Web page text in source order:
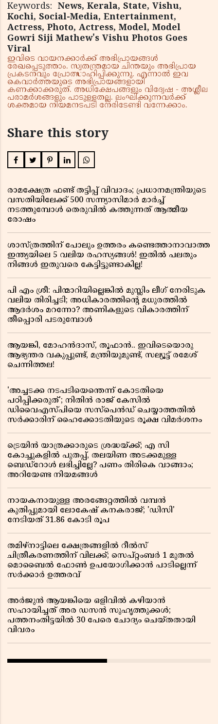
Keywords: News, Kerala, State, Vishu,
Kochi, Social-Media, Entertainment,
Actress, Photo, Actress, Model, Model
Gowri Siji Mathew's Vishu Photos Goes
Viral
ഇവിടെ വായനക്കാർക്ക് അഭിപ്രായങ്ങൾ
രേഖപ്പെടുത്താം. സ്വതന്ത്രമായ ചിന്തയും അഭിപ്രായ
പ്രകടനവും പ്രോത്സാഹിപ്പിക്കുന്നു. എന്നാൽ ഇവ
കെവാർത്തയുടെ അഭിപ്രായങ്ങളായി
കണക്കാക്കരുത്. അധിക്ഷേപങ്ങളും വിദ്വേഷ - അശ്ലീല
പരാമർശങ്ങളും പാടുള്ളതല്ല. ലംഘിക്കുന്നവർക്ക്
ശക്തമായ നിയമനടപടി നേരിടേണ്ടി വന്നേക്കാം.
Share this story
രാമക്ഷേത്ര ഫണ്ട് തട്ടിപ്പ് വിവാദം; പ്രധാനമന്ത്രിയുടെ
വസതിയിലേക്ക് 500 സന്ന്യാസിമാർ മാർച്ച്
നടത്തുമ്പോൾ തെരുവിൽ കത്തുന്നത് ആത്മീയ
രോഷം
ശാസ്ത്രത്തിന് പോലും ഉത്തരം കണ്ടെത്താനാവാത്ത
ഇന്ത്യയിലെ 5 വലിയ രഹസ്യങ്ങൾ! ഇതിൽ പലതും
നിങ്ങൾ ഇതുവരെ കേട്ടിട്ടുണ്ടാകില്ല!
പി എം ശ്രീ: പിന്മാറിയില്ലെങ്കിൽ മുസ്ലിം ലീഗ് നേരിടുക
വലിയ തിരിച്ചടി; അധികാരത്തിന്റെ മധുരത്തിൽ
ആദർശം മറന്നോ? അണികളുടെ വികാരത്തിന്
തീപ്പൊരി പടരുമ്പോൾ
ആയങ്കി, മോഹൻദാസ്, തൂഫാൻ.. ഇവിടെയൊരു
ആഭ്യന്തര വകുപ്പുണ്ട്, മന്ത്രിയുമുണ്ട്, സല്യൂട്ട് രമേശ്‌
ചെന്നിത്തല!
'അച്ചടക്ക നടപടിയെന്തെന്ന് കോടതിയെ
പഠിപ്പിക്കരുത്'; നിതിൻ രാജ് കേസിൽ
ഡിവൈഎസ്പിയെ സസ്പെൻഡ് ചെയ്യാത്തതിൽ
സർക്കാരിന് ഹൈക്കോടതിയുടെ രൂക്ഷ വിമർശനം
ട്രെയിൻ യാത്രക്കാരുടെ ശ്രദ്ധയ്ക്ക്; എ സി
കോച്ചുകളിൽ പുതപ്പ്, തലയിണ അടക്കമുള്ള
ബെഡ്റോൾ ലഭിച്ചില്ലേ? പണം തിരികെ വാങ്ങാം;
അറിയേണ്ട നിയമങ്ങൾ
നായകനായുള്ള അരങ്ങേറ്റത്തിൽ വമ്പൻ
കുതിപ്പുമായി ലോകേഷ് കനകരാജ്; 'ഡിസി'
നേടിയത് 31.86 കോടി രൂപ
തമിഴ്‌നാട്ടിലെ ക്ഷേത്രങ്ങളിൽ റീൽസ്
ചിത്രീകരണത്തിന് വിലക്ക്; സെപ്റ്റംബർ 1 മുതൽ
മൊബൈൽ ഫോൺ ഉപയോഗിക്കാൻ പാടില്ലെന്ന്
സർക്കാർ ഉത്തരവ്
അർജുൻ ആയങ്കിയെ ഒളിവിൽ കഴിയാൻ
സഹായിച്ചത് അര ഡസൻ സുഹൃത്തുക്കൾ;
പത്തനംതിട്ടയിൽ 30 പേരെ ചോദ്യം ചെയ്തതായി
വിവരം ​​​​​​​